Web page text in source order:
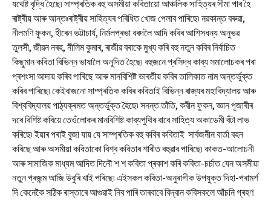
যথেষ্ট বৃদ্ধি হৈছে৷ সাম্প্ৰতিক বহু অসমীয়া কবিতায়ো আঞ্চলিক সাহিত্যৰ সীমা পাৰ হৈ
ৰাষ্ট্ৰীয় আৰু আন্তঃৰাষ্ট্ৰীয় সাহিত্যৰ পৰিধিত খোজ পেলাব পাৰিছে৷ নৱকান্ত বৰুৱা,
নীলমণি ফুকন, হীৰেন ভট্টাচাৰ্য, নিৰ্মলপ্ৰভা বৰদলৈ আদি কবিৰ আশিসধন্য অনুভৱ
তুলসী, জীৱন নৰহ, নীলিম কুমাৰ, ৰাজীৱ বৰাকে মুখ্য কৰি বহু নতুন কবিৰ নিৰ্বাচিত
কিছুমান কবিতা বিভিন্ন ভাষালৈ অনূদিত হৈছে৷ বহুজনে প্ৰসিদ্ধ কাব্য সমালোচকৰ পৰা
প্ৰশংসা আদায় কৰিব পাৰিছে আৰু মানবিশিষ্ট ভাৰতীয় কবিৰ তালিকাত নাম অন্তৰ্ভুক্ত
কৰিব পাৰিছে৷ কেইবাজনো সাম্প্ৰতিক কবিৰ কবিতাই বিভিন্ন ৰাজ্যৰ মহাবিদ্যালয় আৰু
বিশ্ববিদ্যালয় পাঠ্যক্ৰমত অন্তৰ্ভুক্ত হৈছে৷ সনন্ত তাঁতি, কবীন ফুকন, জ্ঞান পূজাৰীৰ
দৰে বিশিষ্ট কবিয়ে তেওঁলোকৰ মানবিশিষ্ট কাব্যপুথিৰ বাবে সাহিত্য অকাডেমী বঁটা লাভ
কৰিছে৷ ইয়াৰ পৰাই বুজা যায় যে সাম্প্ৰতিক বহু কবিৰ কবিতাই সাৰ্বজনীন বাৰ্তা বহন
কৰিছে আৰু অসমীয়া কবিতাকো বিশ্ব কবিতাৰ শাৰীত বহুৱাব পাৰিছে৷ কাকত-আলোচনী
আৰু সামাজিক মাধ্যম আদিত দিনৌ শ শ কবিতা প্ৰকাশ কৰি কবিতা-চৰ্চাত যেন অসমীয়া
নতুন প্ৰজন্ম আজি উবুৰি খাই পৰিছে৷ এইসকল কবিতা-অনুৰাগীক উপযুক্ত দিহা-পৰামৰ্শ
দি কেনেকৈ সঠিক ৰাস্তাৰে আগুৱাই নিব পাৰি তাৰবাবে বিদ্বান কবিসকলে আঁচনি গ্ৰহণ